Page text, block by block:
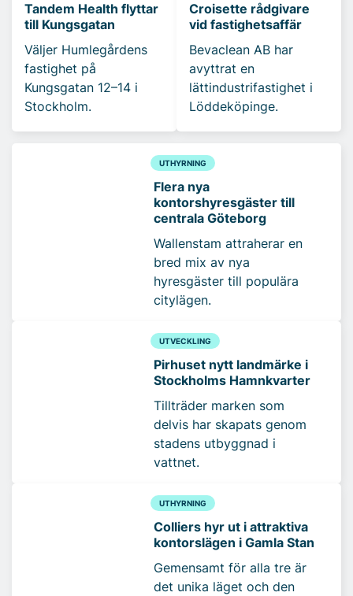
Tandem Health flyttar
till Kungsgatan
Väljer Humlegårdens
fastighet på
Kungsgatan 12–14 i
Stockholm.
Croisette rådgivare
vid fastighetsaffär
Bevaclean AB har
avyttrat en
lättindustrifastighet i
Löddeköpinge.
UTHYRNING
Flera nya
kontorshyresgäster till
centrala Göteborg
Wallenstam attraherar en
bred mix av nya
hyresgäster till populära
citylägen.
UTVECKLING
Pirhuset nytt landmärke i
Stockholms Hamnkvarter
Tillträder marken som
delvis har skapats genom
stadens utbyggnad i
vattnet.
UTHYRNING
Colliers hyr ut i attraktiva
kontorslägen i Gamla Stan
Gemensamt för alla tre är
det unika läget och den